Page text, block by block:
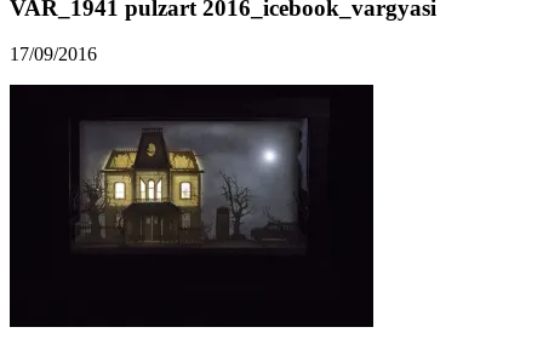
VAR_1941 pulzart 2016_icebook_vargyasi
17/09/2016